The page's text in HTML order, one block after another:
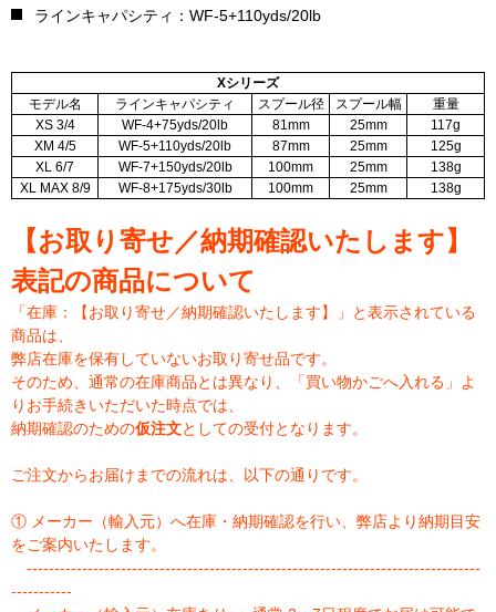
ラインキャパシティ：WF-5+110yds/20lb
Xシリーズ
モデル名
ラインキャパシティ スプール径 スプール幅
重量
XS 3/4
WF-4+75yds/20lb 81mm 25mm
117g
XM 4/5
WF-5+110yds/20lb 87mm 25mm
125g
XL 6/7
WF-7+150yds/20lb 100mm 25mm
138g
XL MAX 8/9
WF-8+175yds/30lb 100mm 25mm 138g
【お取り寄せ／納期確認いたします】
表記の商品について
「在庫：【お取り寄せ／納期確認いたします】」と表示されている
商品は、
弊店在庫を保有していないお取り寄せ品です。
そのため、通常の在庫商品とは異なり、「買い物かごへ入れる」よ
りお手続きいただいた時点では、
納期確認のための仮注文としての受付となります。
ご注文からお届けまでの流れは、以下の通りです。
① メーカー（輸入元）へ在庫・納期確認を行い、弊店より納期目安
をご案内いたします。
----------------------------------------------------------------------------------
-----------